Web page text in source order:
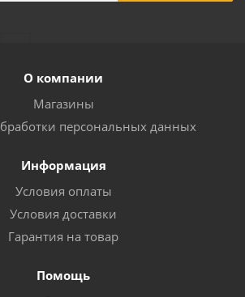
О компании
Магазины
персональных данных
Информация
Условия оплаты
Условия доставки
Гарантия на товар
Помощь